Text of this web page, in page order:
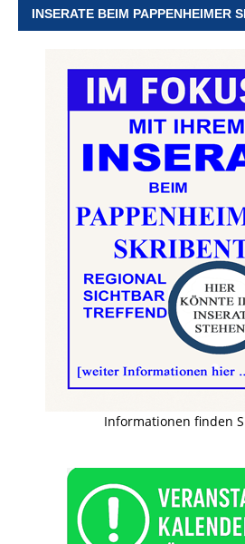
INSERATE BEIM PAPPENHEIMER
Informationen finden